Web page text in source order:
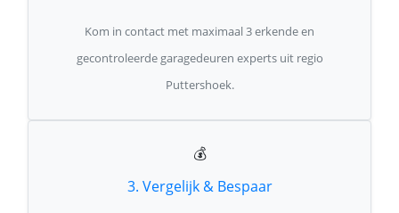
Kom in contact met maximaal 3 erkende en
gecontroleerde garagedeuren experts uit regio
Puttershoek.
💰
3. Vergelijk & Bespaar